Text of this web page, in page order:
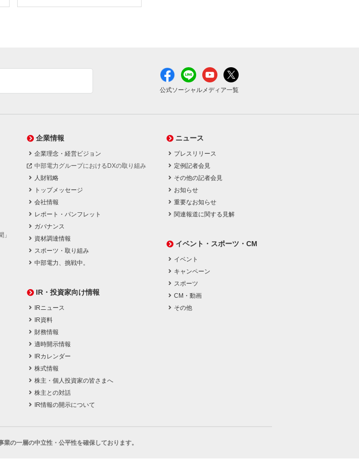
公式ソーシャルメディア一覧
企業情報
企業理念・経営ビジョン
中部電力グループにおけるDXの取り組み
人財戦略
トップメッセージ
会社情報
レポート・パンフレット
ガバナンス
資材調達情報
スポーツ・取り組み
中部電力、挑戦中。
IR・投資家向け情報
IRニュース
IR資料
財務情報
適時開示情報
IRカレンダー
株式情報
株主・個人投資家の皆さまへ
株主との対話
IR情報の開示について
ニュース
プレスリリース
定例記者会見
その他の記者会見
お知らせ
重要なお知らせ
関連報道に関する見解
イベント・スポーツ・CM
イベント
キャンペーン
スポーツ
CM・動画
その他
業の一層の中立性・公平性を確保しております。